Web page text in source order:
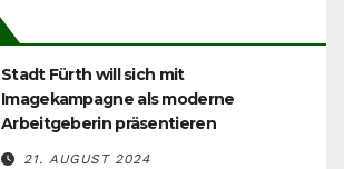
Stadt Fürth will sich mit
Imagekampagne als moderne
Arbeitgeberin präsentieren
21. AUGUST 2024